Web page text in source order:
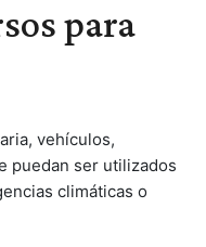
para
vehículos,
puedan ser utilizados
climáticas o